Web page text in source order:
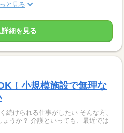
と見る
詳細を見る
！小規模施設で無理な
れる仕事がしたい そんな方、
も、最近では